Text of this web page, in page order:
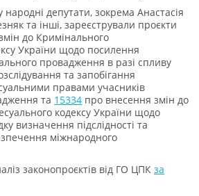
депутати, зокрема Анастасія
та інші, зареєстрували проєкти
до Кримінального
України щодо посилення
провадження в разі спливу
та запобігання
правами учасників
та 15334 про внесення змін до
кодексу України щодо
визначення підслідності та
міжнародного
законопроєктів від ГО ЦПК за